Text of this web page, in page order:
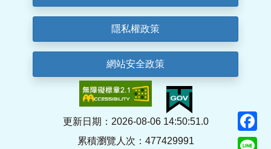
隱私權政策
網站安全政策
更新日期：2026-08-06 14:50:51.0
累積瀏覽人次：477429991